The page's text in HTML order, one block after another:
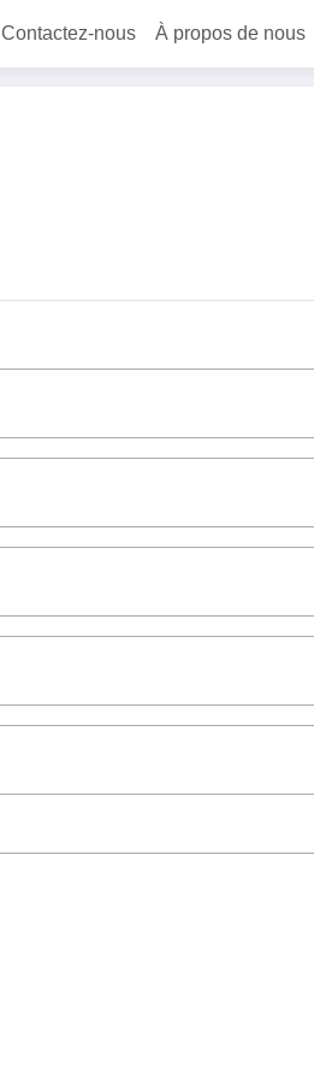
Contactez-nous À propos de nous